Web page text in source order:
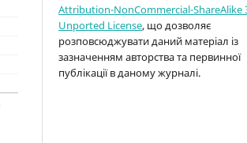
Attribution-NonCommercial-ShareAlike
Unported License, що дозволяє
розповсюджувати даний матеріал із
зазначенням авторства та первинної
публікації в даному журналі.